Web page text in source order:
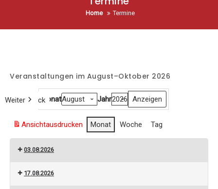
Home Termine
Veranstaltungen im August–Oktober 2026
Zurück
Heute
Weiter Monat Jahr
Ansichtausdrucken Monat Woche Tag
03.08.2026
17.08.2026